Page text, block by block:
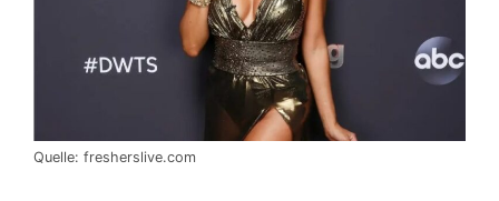
Quelle: fresherslive.com